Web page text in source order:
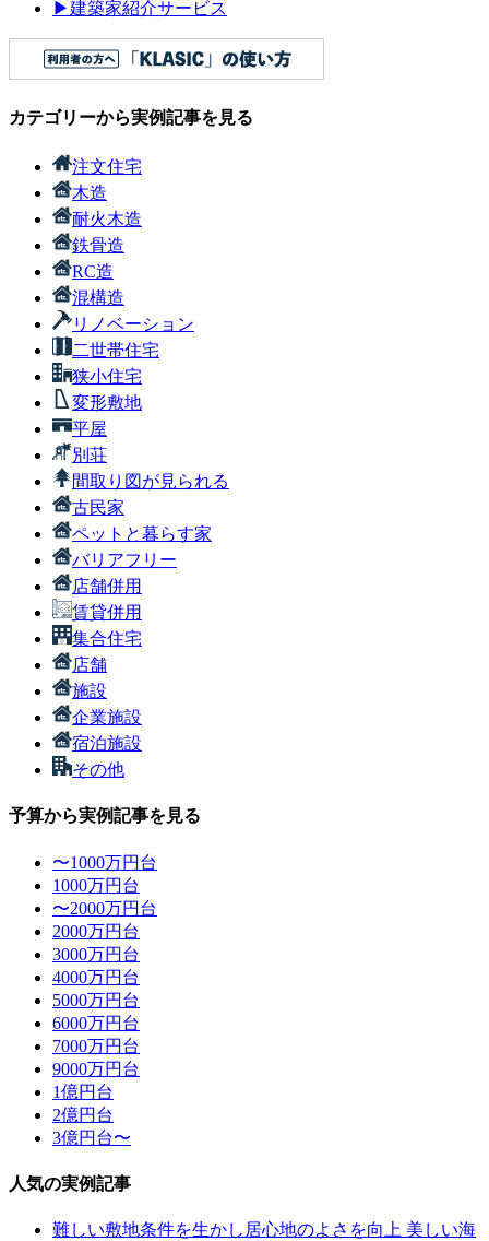
▶建築家紹介サービス
カテゴリーから実例記事を見る
注文住宅
木造
耐火木造
鉄骨造
RC造
混構造
リノベーション
二世帯住宅
狭小住宅
変形敷地
平屋
別荘
間取り図が見られる
古民家
ペットと暮らす家
バリアフリー
店舗併用
賃貸併用
集合住宅
店舗
施設
企業施設
宿泊施設
その他
予算から実例記事を見る
〜1000万円台
1000万円台
〜2000万円台
2000万円台
3000万円台
4000万円台
5000万円台
6000万円台
7000万円台
9000万円台
1億円台
2億円台
3億円台〜
人気の実例記事
難しい敷地条件を生かし居心地のよさを向上 美しい海